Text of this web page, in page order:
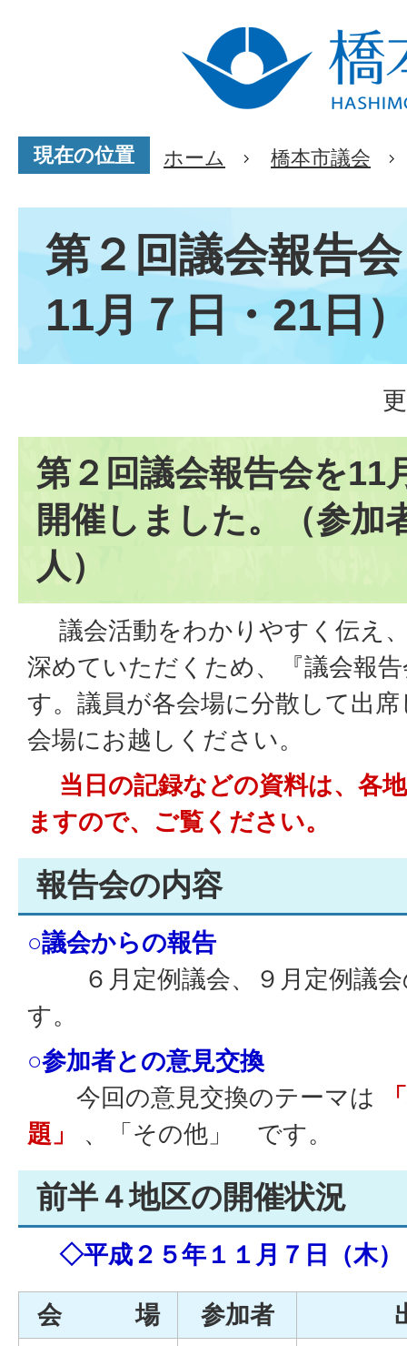
現在の位置 ホーム 橋本市議会
第２回議会報告
11月７日・21日
第２回議会報告会を11
開催しました。（参加
人）
議会活動をわかりやすく伝え
深めていただくため、『議会報
す。議員が各会場に分散して出
会場にお越しください。
当日の記録などの資料は、各
ますので、ご覧ください。
報告会の内容
○議会からの報告
６月定例議会、９月定例議会
す。
○参加者との意見交換
今回の意見交換のテーマは
題」
、「その他」 です。
前半４地区の開催状況
◇平成２５年１１月７日（木
会 場 参加者